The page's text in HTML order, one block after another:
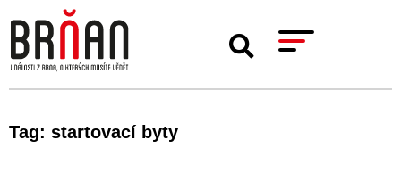
Tag: startovací byty